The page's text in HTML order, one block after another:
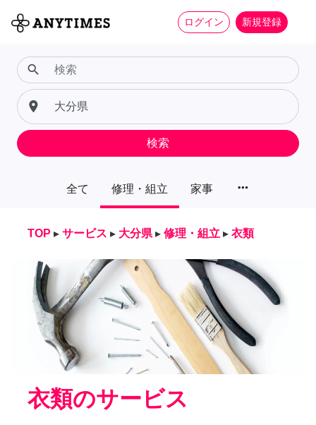
ログイン 新規登録
全て 修理・組立 家事 more_horiz
search
place
検索
TOP ▸ サービス ▸ 大分県 ▸ 修理・組立 ▸ 衣類
衣類のサービス